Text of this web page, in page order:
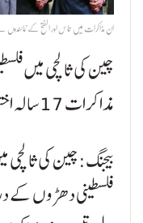
ان مذاکرات میں حماس اور الفتح کے
چین کی ثالثی میں
مذاکرات 17 سالہ اختلافات کا خاتمہ
فلسطینی دھڑوں کے